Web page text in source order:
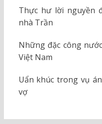
Thực hư lời nguyền
nhà Trần
Những đặc công
Việt Nam
Uẩn khúc trong vụ
vợ